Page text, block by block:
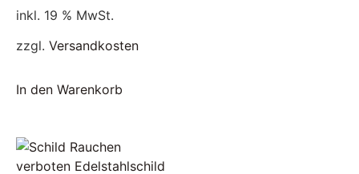
inkl. 19 % MwSt.
zzgl. Versandkosten
In den Warenkorb